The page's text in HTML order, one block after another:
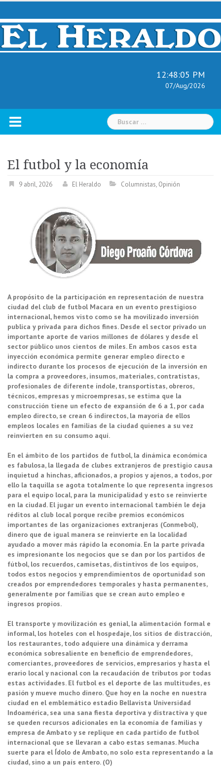
Skip
content
12:48:06 PM
07/Aug/2026
Buscar:
El futbol y la economía
9 abril, 2026 El Heraldo Columnistas, Opinión
A propósito de la participación en representación de nuestra
ciudad del club de futbol Macara en un evento prestigioso
internacional, hemos visto como se ha movilizado inversión
publica y privada para dichos fines. Desde el sector privado un
importante aporte de varios millones de dólares y desde el
sector público unos cientos de miles. En ambos casos esta
inyección económica permite generar empleo directo e
indirecto durante los procesos de ejecución de la inversión en
la compra a proveedores, insumos, materiales, contratistas,
profesionales de diferente índole, transportistas, obreros,
técnicos, empresas y microempresas, se estima que la
construcción tiene un efecto de expansión de 6 a 1, por cada
empleo directo, se crean 6 indirectos, la mayoría de ellos
empleos locales en familias de la ciudad quienes a su vez
reinvierten en su consumo aquí.
En el ámbito de los partidos de futbol, la dinámica económica
es fabulosa, la llegada de clubes extranjeros de prestigio causa
inquietud a hinchas, aficionados, a propios y ajenos, a todos, por
ello la taquilla se agota totalmente lo que representa ingresos
para el equipo local, para la municipalidad y esto se reinvierte
en la ciudad. El jugar un evento internacional también le deja
réditos al club local porque recibe premios económicos
importantes de las organizaciones extranjeras (Conmebol),
dinero que de igual manera se reinvierte en la localidad
ayudado a mover más rápido la economía. En la parte privada
es impresionante los negocios que se dan por los partidos de
fútbol, los recuerdos, camisetas, distintivos de los equipos,
todos estos negocios y emprendimientos de oportunidad son
creados por emprendedores temporales y hasta permanentes,
generalmente por familias que se crean auto empleo e
ingresos propios.
El transporte y movilización es genial, la alimentación formal e
informal, los hoteles con el hospedaje, los sitios de distracción,
los restaurantes, todo adquiere una dinámica y derrama
económica sobresaliente en beneficio de emprendedores,
comerciantes, proveedores de servicios, empresarios y hasta el
erario local y nacional con la recaudación de tributos por todas
estas actividades. El futbol es el deporte de las multitudes, es
pasión y mueve mucho dinero. Que hoy en la noche en nuestra
ciudad en el emblemático estadio Bellavista Universidad
Indoamérica, sea una sana fiesta deportiva y distractiva y que
se queden recursos adicionales en la economía de familias y
empresa de Ambato y se replique en cada partido de futbol
internacional que se llevaran a cabo estas semanas. Mucha
suerte para el Ídolo de Ambato, no solo esta representando a la
ciudad, sino a un país entero. (O)